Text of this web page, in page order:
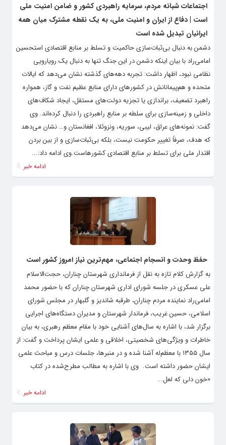
اجتماعات شبانه مردم، سرمایه راهبردی کشور و ضامن امنیت ملی
است | دفاع از ایران و امنیت ملی، به یک نقطه مشترک میان همه
ایرانیان تبدیل شده است
دشمن به دنبال بی‌ثبات‌سازی حاکمیت و تسلط بر منابع اقتصادی استحسین
امامی‌راد با بیان اینکه دشمن در این جنگ تنها به دنبال یک رویارویی
نظامی نبود، اظهار داشت: تجربه دهه‌های گذشته نشان می‌دهد که ایالات
متحده و هم‌پیمانانش در کشورهای دارای منابع عظیم نفت و گاز، همواره
راهبرد تضعیف، براندازی یا تجزیه دولت‌های مستقل، ایجاد شکاف‌های
داخلی و زمینه‌سازی برای سلطه بر منابع راهبردی را دنبال کرده‌اند. وی
گفت: نمونه‌های عراق، لیبی، سوریه، ونزوئلا، افغانستان و… نشان می‌دهد
که هدف، صرفاً تغییر حکومت نیست، بلکه بی‌ثبات‌سازی و از بین بردن
اقتدار ملی برای تسلط بر منابع اقتصادی کشورهاست.وی ادامه داد:...
ادامه خبر
حفظ وحدت و انسجام اجتماعی، مهم‌ترین نیاز امروز کشور است
به گزارش کلام تازه به نقل از فرمانداری شهرستان چناران، حجت‌الاسلام
علی عسکری در جلسه شورای اداری شهرستان چناران که با حضور محمد
امامی‌راد نماینده مردم چناران، طرقبه شاندیز و گلبهار در مجلس شورای
اسلامی، حسین غریب، فرماندار شهرستان و مدیران دستگاه‌های اجرایی
برگزار شد، با اشاره به سال‌های آشنایی خود با مقام معظم رهبری، به بیان
خاطرات و ویژگی‌های شخصیتی، اخلاقی و علمی ایشان پرداخت و گفت: از
سال ۱۳۵۵ با معظم‌له آشنا شده و در منبرها، جلسات درس و مباحث علمی
ایشان حضور داشته است. ‌ وی با اشاره به مطالب مطرح‌شده در کتاب
«خون دلی که لعل...
ادامه خبر